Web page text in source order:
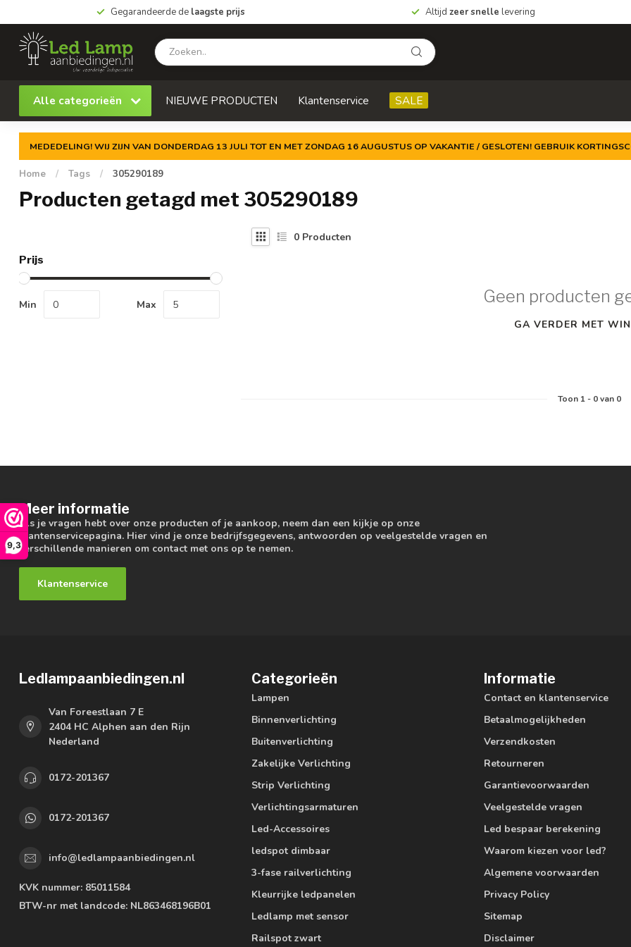
9,3
Gegarandeerde de laagste prijs Altijd zeer snelle levering
Alle categorieën NIEUWE PRODUCTEN Klantenservice SALE
MEDEDELING! WIJ ZIJN VAN DONDERDAG 13 JULI TOT EN MET ZONDAG 16 AUGUSTUS OP VAKANTIE / GESLOTEN! GEBRUIK
Home / Tags / 305290189
Producten getagd met 305290189
Prijs
Min Max
0 Producten
Geen producten
GA VERDER MET
Toon 1- 0van 0
Meer informatie
Als je vragen hebt over onze producten of je aankoop, neem dan een kijkje op onze
klantenservicepagina. Hier vind je onze bedrijfsgegevens, antwoorden op veelgestelde vragen en
verschillende manieren om contact met ons op te nemen.
Klantenservice
Ledlampaanbiedingen.nl
Van Foreestlaan 7 E
2404 HC Alphen aan den Rijn
Nederland
0172-201367
0172-201367
info@ledlampaanbiedingen.nl
KVK nummer: 85011584
BTW-nr met landcode: NL863468196B01
Categorieën
Lampen
Binnenverlichting
Buitenverlichting
Zakelijke Verlichting
Strip Verlichting
Verlichtingsarmaturen
Led-Accessoires
ledspot dimbaar
3-fase railverlichting
Kleurrijke ledpanelen
Ledlamp met sensor
Railspot zwart
Informatie
Contact en klantenservice
Betaalmogelijkheden
Verzendkosten
Retourneren
Garantievoorwaarden
Veelgestelde vragen
Led bespaar berekening
Waarom kiezen voor led?
Algemene voorwaarden
Privacy Policy
Sitemap
Disclaimer